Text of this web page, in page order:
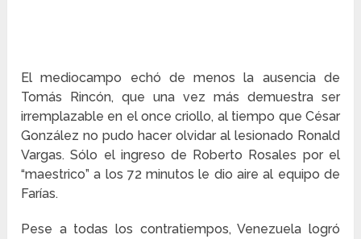
El mediocampo echó de menos la ausencia de
Tomás Rincón, que una vez más demuestra ser
irremplazable en el once criollo, al tiempo que César
González no pudo hacer olvidar al lesionado Ronald
Vargas. Sólo el ingreso de Roberto Rosales por el
“maestrico” a los 72 minutos le dio aire al equipo de
Farías.
Pese a todas los contratiempos, Venezuela logró